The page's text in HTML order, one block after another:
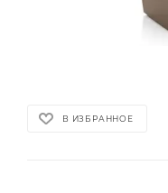
В ИЗБРАННОЕ